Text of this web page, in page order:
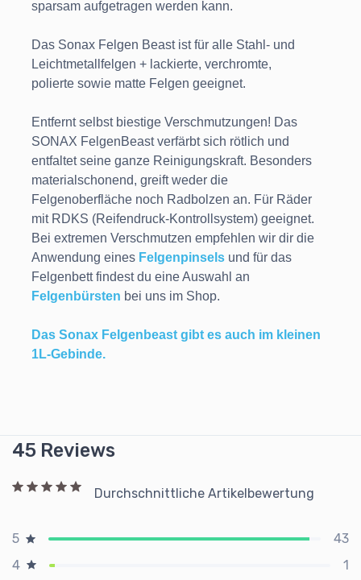
sparsam aufgetragen werden kann.
Das Sonax Felgen Beast ist für alle Stahl- und
Leichtmetallfelgen + lackierte, verchromte,
polierte sowie matte Felgen geeignet.
Entfernt selbst biestige Verschmutzungen! Das
SONAX FelgenBeast verfärbt sich rötlich und
entfaltet seine ganze Reinigungskraft. Besonders
materialschonend, greift weder die
Felgenoberfläche noch Radbolzen an. Für Räder
mit RDKS (Reifendruck-Kontrollsystem) geeignet.
Bei extremen Verschmutzen empfehlen wir dir die
Anwendung eines Felgenpinsels und für das
Felgenbett findest du eine Auswahl an
Felgenbürsten bei uns im Shop.
Das Sonax Felgenbeast gibt es auch im kleinen
1L-Gebinde.
45 Reviews
Durchschnittliche Artikelbewertung
5
43
4
1